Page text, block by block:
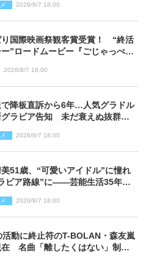
2026/8/7 18:00
り国際映画祭観客賞受賞！ “終活
”ロードムービー『ごじゃっぺタ
2026/8/7 18:00
で降板直訴から6年…人気グラドル
グラビア告知 未だ衰えぬ抜群ス
2026/8/7 18:00
51歳、“可愛いアイドル”に憧れ
ビア路線”に――芸能生活35年を
2026/8/7 18:00
活動に終止符のT-BOLAN・森友嵐
在 名曲「離したくはない」制作